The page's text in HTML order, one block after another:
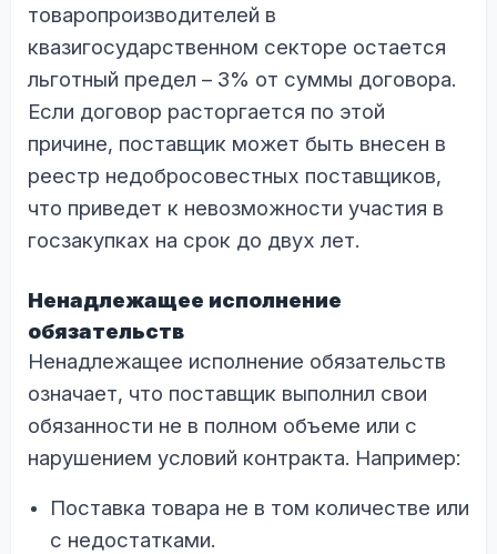
товаропроизводителей в
квазигосударственном секторе остается
льготный предел – 3% от суммы договора.
Если договор расторгается по этой
причине, поставщик может быть внесен в
реестр недобросовестных поставщиков,
что приведет к невозможности участия в
госзакупках на срок до двух лет.
Ненадлежащее исполнение
обязательств
Ненадлежащее исполнение обязательств
означает, что поставщик выполнил свои
обязанности не в полном объеме или с
нарушением условий контракта. Например:
Поставка товара не в том количестве или
с недостатками.